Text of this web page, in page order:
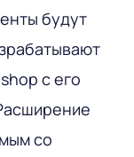
будут
с его
со